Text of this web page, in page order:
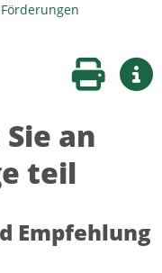
Förderungen
Seite
an
teil
Empfehlung